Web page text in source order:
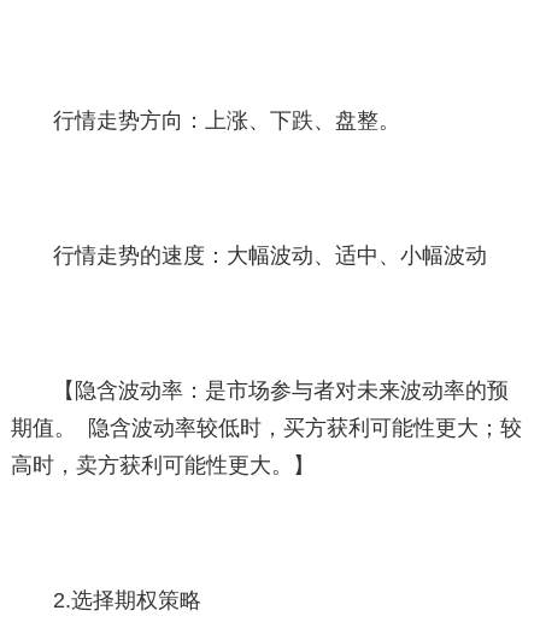
行情走势方向：上涨、下跌、盘整。
行情走势的速度：大幅波动、适中、小幅波动
【隐含波动率：是市场参与者对未来波动率的预
期值。 隐含波动率较低时，买方获利可能性更大；较
高时，卖方获利可能性更大。】
2.选择期权策略